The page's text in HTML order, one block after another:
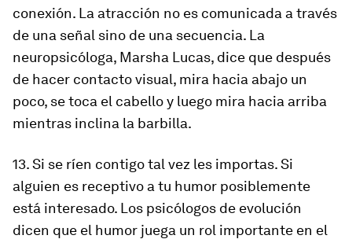
conexión. La atracción no es comunicada a través
de una señal sino de una secuencia. La
neuropsicóloga, Marsha Lucas, dice que después
de hacer contacto visual, mira hacia abajo un
poco, se toca el cabello y luego mira hacia arriba
mientras inclina la barbilla.
13. Si se ríen contigo tal vez les importas. Si
alguien es receptivo a tu humor posiblemente
está interesado. Los psicólogos de evolución
dicen que el humor juega un rol importante en el